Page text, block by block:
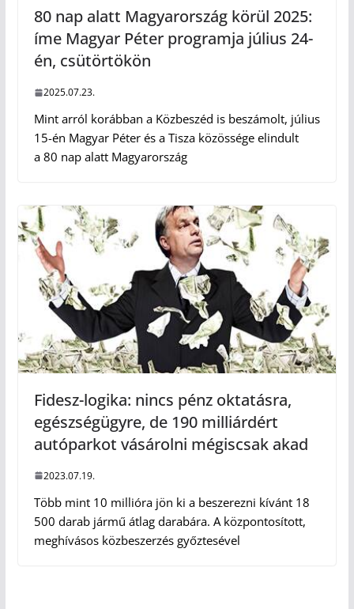
80 nap alatt Magyarország körül 2025:
íme Magyar Péter programja július 24-
én, csütörtökön
2025.07.23.
Mint arról korábban a Közbeszéd is beszámolt, július
15-én Magyar Péter és a Tisza közössége elindult
a 80 nap alatt Magyarország
Fidesz-logika: nincs pénz oktatásra,
egészségügyre, de 190 milliárdért
autóparkot vásárolni mégiscsak akad
2023.07.19.
Több mint 10 millióra jön ki a beszerezni kívánt 18
500 darab jármű átlag darabára. A központosított,
meghívásos közbeszerzés győztesével